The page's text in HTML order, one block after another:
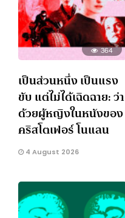
364
เป็นส่วนหนึ่ง เป็นแรง
ขับ แต่ไม่ได้เฉิดฉาย: ว่า
ด้วยผู้หญิงในหนังของ
คริสโตเฟอร์ โนแลน
4 August 2026